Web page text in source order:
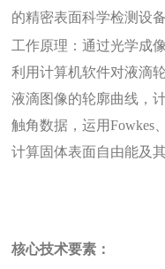
的精密表面科学检测设备
工作原理：通过光学成
利用计算机软件对液滴
液滴图像的轮廓曲线，
触角数据，运用Fowkes
计算固体表面自由能及
核心技术要素：